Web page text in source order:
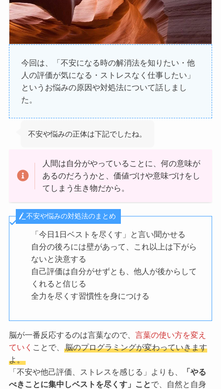
今回は、「不安になる時の解消法を知りたい・他
人の評価が気になる・ストレスなく仕事したい」
というお悩みの原因や対処法について話しまし
た。
不安や悩みの正体は下記でしたね。
人間は自分がやっていることに、何の意味が
あるのだろうかと、価値づけや意味づけをし
てしまう生き物だから。
不安や悩みの対処法のまとめ
「今日1日ベストを尽くす」と言い聞かせる
自分の後ろには壁があって、これ以上は下がら
ないと決意する
自己評価は自分がせずとも、他人が後からして
くれると信じる
全力を尽くす習慣性を身につける
脳が一番反応するのは言葉なので、 言葉の使い方を変え
ていく ことで、
脳のプログラミングが変わっていきます
よ。
「不安や他己評価、ストレスを感じる」よりも、
「やる
べきことに集中しベストを尽くす」ことで、
自然と自身